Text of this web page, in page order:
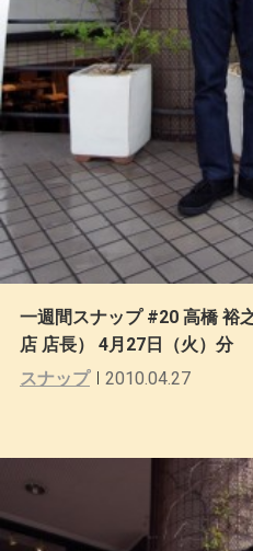
一週間スナップ #20 高橋 裕
店 店長） 4月27日（火）分
スナップ
2010.04.27